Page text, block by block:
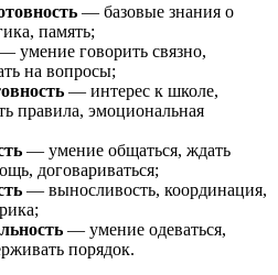
— базовые знания о
память;
умение говорить связно,
на вопросы;
— интерес к школе,
правила, эмоциональная
— умение общаться, ждать
договариваться;
— выносливость, координация,
— умение одеваться,
порядок.